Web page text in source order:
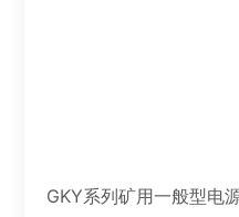
GKY系列矿用一般型电